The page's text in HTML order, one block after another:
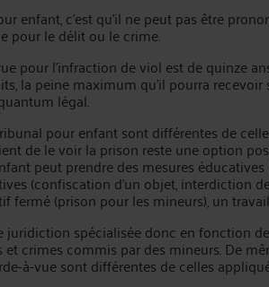
enfant, c’est qu’il ne peut pas être
pour le délit ou le crime.
pour l’infraction de viol est de quinze
la peine maximum qu’il pourra recevoir
légal.
pour enfant sont différentes de
de le voir la prison reste une option
peut prendre des mesures
(confiscation d’un objet, interdiction
fermé (prison pour les mineurs), un
spécialisée donc en fonction de
crimes commis par des mineurs. De
à-vue sont différentes de celles